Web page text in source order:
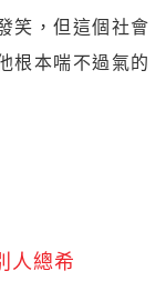
笑，但這個社會
根本喘不過氣的
人總希